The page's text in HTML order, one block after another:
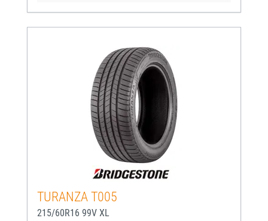
TURANZA T005
215/60R16 99V XL